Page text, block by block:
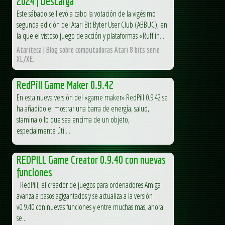
Este sábado se llevó a cabo la votación de la vigésimo
segunda edición del Atari Bit Byter User Club (ABBUC), en
la que el vistoso juego de acción y plataformas «Ruff in...
Atariteca | Blog sobre computadoras Atari 8 bits serie
XL/XE.
RedPill Game Maker 0.9.42
En esta nueva versión del «game maker» RedPill 0.9.42 se
ha añadido el mostrar una barra de energía, salud,
stamina o lo que sea encima de un objeto,
especialmente útil...
REDPILL Game Creator 0.9.40 con nuevas
funciones
RedPill, el creador de juegos para ordenadores Amiga
avanza a pasos agigantados y se actualiza a la versión
v0.9.40 con nuevas funciones y entre muchas mas, ahora
se...